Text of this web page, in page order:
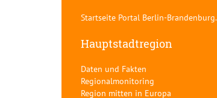
Startseite Portal Berlin-
Hauptstadtregion
Daten und Fakten
Regionalmonitoring
Region mitten in Europa